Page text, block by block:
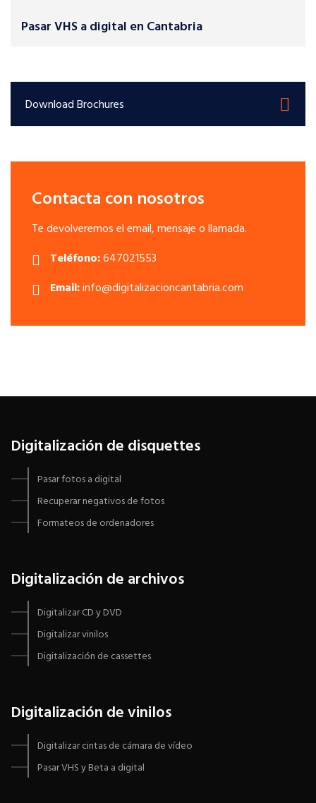
Pasar VHS a digital en Cantabria
Download Brochures
Contacta con nosotros
Te devolveremos el email, mensaje o llamada.
Teléfono:647021553
Email:info@digitalizacioncantabria.com
Digitalización de disquettes
Pasar fotos a digital
Recuperar negativos de fotos
Formateos de ordenadores
Digitalización de archivos
Digitalizar CD y DVD
Digitalizar vinilos
Digitalización de cassettes
Digitalización de vinilos
Digitalizar cintas de cámara de vídeo
Pasar VHS y Beta a digital